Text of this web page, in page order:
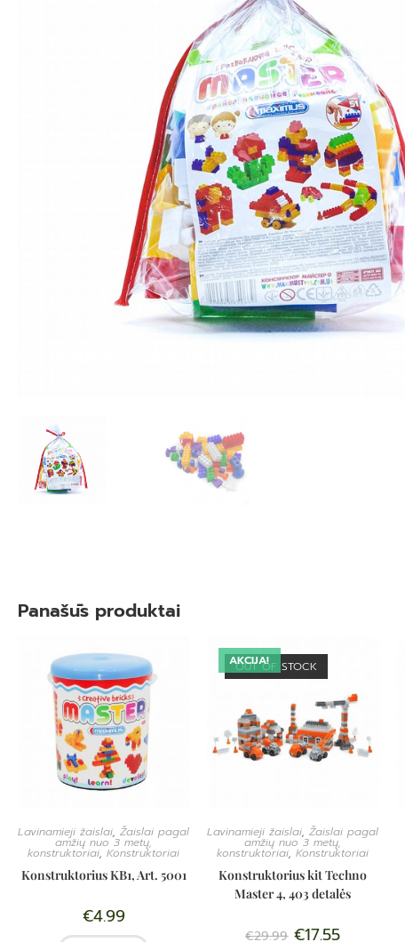
Panašūs produktai
Lavinamieji žaislai,Žaislai pagal
amžių nuo 3 metų,
konstruktoriai,Konstruktoriai
Konstruktorius KB1, Art. 5001
€4.99
OUT OF STOCK
AKCIJA!
Lavinamieji žaislai,Žaislai pagal
amžių nuo 3 metų,
konstruktoriai,Konstruktoriai
Konstruktorius kit Techno
Master 4, 403 detalės
€29.99 €17.55